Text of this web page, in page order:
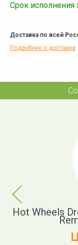
Срок исполнения
Доставка по всей
Подробнее о доставке
Previous
Hot Wheels